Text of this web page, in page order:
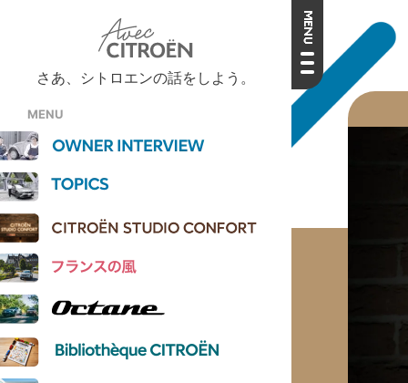
さあ、シトロエンの話をしよう。
MENU